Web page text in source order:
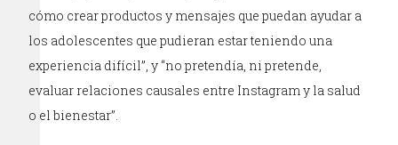
cómo crear productos y mensajes que puedan ayudar a
los adolescentes que pudieran estar teniendo una
experiencia difícil”, y “no pretendía, ni pretende,
evaluar relaciones causales entre Instagram y la salud
o el bienestar”.